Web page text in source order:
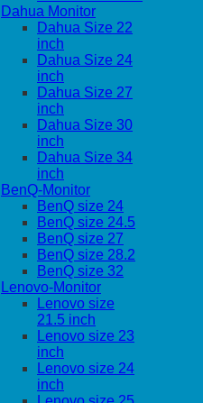
Dahua Monitor
Dahua Size 22
inch
Dahua Size 24
inch
Dahua Size 27
inch
Dahua Size 30
inch
Dahua Size 34
inch
BenQ-Monitor
BenQ size 24
BenQ size 24.5
BenQ size 27
BenQ size 28.2
BenQ size 32
Lenovo-Monitor
Lenovo size
21.5 inch
Lenovo size 23
inch
Lenovo size 24
inch